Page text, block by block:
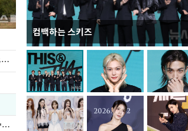
더불어민주당 당대표·최고위원 후보 합동연설회
주택용지 검토 알려지자... 신속히 늘어선 '근조화환'
컴백하는 스키즈
사진으로 보는 일주일